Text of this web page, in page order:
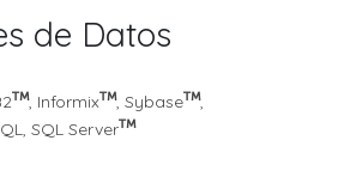
de Datos
, Informix , Sybase
,
SQL Server